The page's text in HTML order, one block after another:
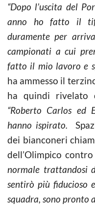
“Dopo l’uscita del
anno ho fatto il
duramente per
campionati a cui
fatto il mio lavoro e
ha ammesso il
ha quindi
“Roberto Carlos
hanno ispirato.
dei bianconeri
dell’Olimpico contro
normale trattandosi
sentirò più fiducioso
squadra, sono pronto